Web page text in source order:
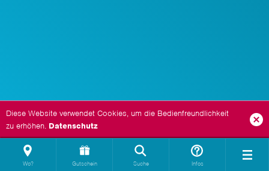
Diese Website verwendet Cookies, um die Bedienfreundlichkeit
zu erhöhen. Datenschutz
Wo? Gutschein Suche Infos